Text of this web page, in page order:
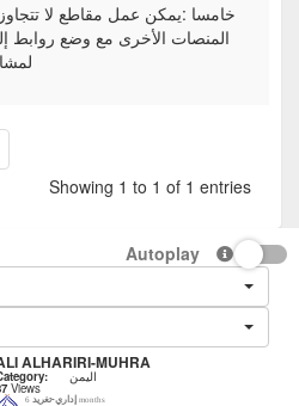
خامسا :يمكن عمل مقاطع لا
المنصات الأخرى مع وضع روابط
Showing 1 to 1 of 1 entries
Autoplay
ALHARIRI-MUHRA
اليمن
Views
إداري-تغريد 6 months